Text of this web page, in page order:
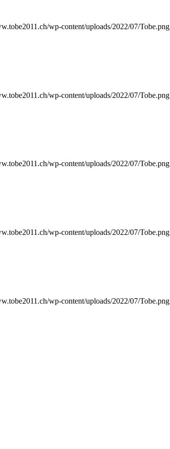
wp-content/uploads/2022/07/Tobe.png
wp-content/uploads/2022/07/Tobe.png
wp-content/uploads/2022/07/Tobe.png
wp-content/uploads/2022/07/Tobe.png
wp-content/uploads/2022/07/Tobe.png